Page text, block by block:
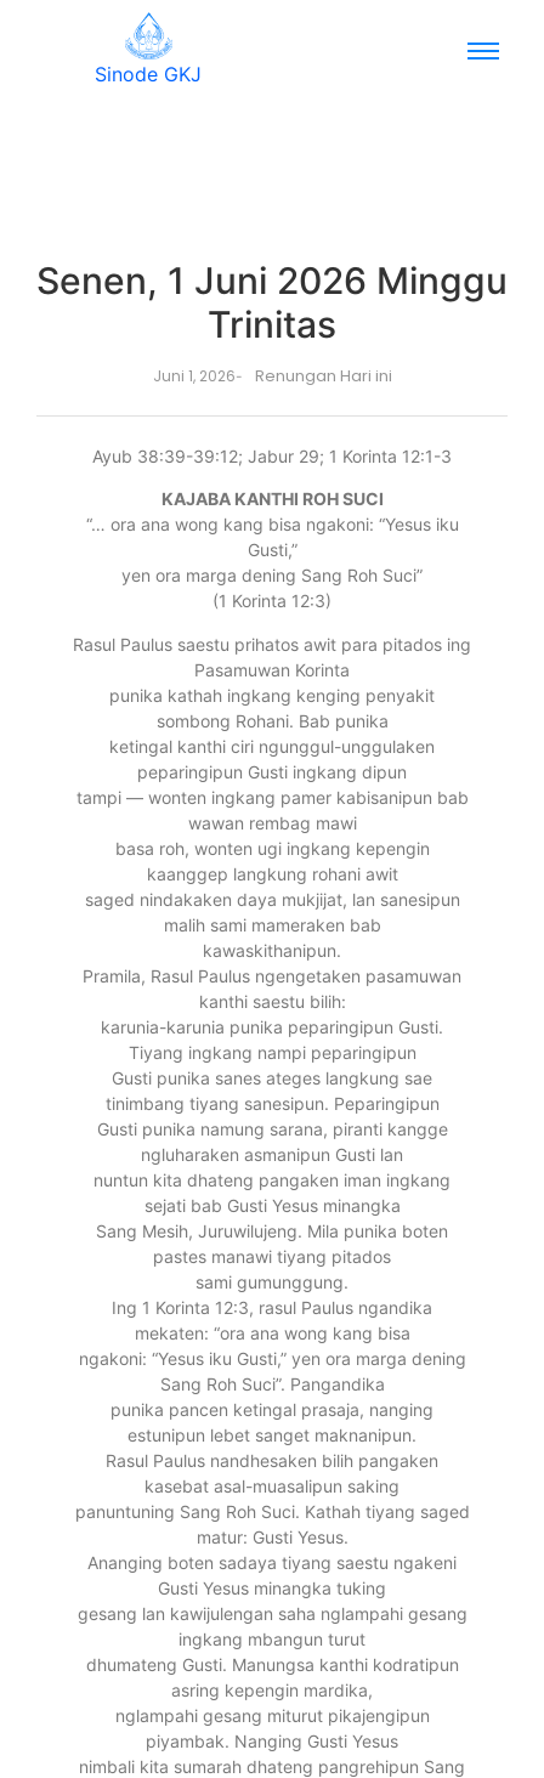
Sinode GKJ
Senen, 1 Juni 2026 Minggu
Trinitas
Juni 1, 2026- Renungan Hari ini
Ayub 38:39-39:12; Jabur 29; 1 Korinta 12:1-3
KAJABA KANTHI ROH SUCI
“… ora ana wong kang bisa ngakoni: “Yesus iku
Gusti,”
yen ora marga dening Sang Roh Suci”
(1 Korinta 12:3)
Rasul Paulus saestu prihatos awit para pitados ing
Pasamuwan Korinta
punika kathah ingkang kenging penyakit
sombong Rohani. Bab punika
ketingal kanthi ciri ngunggul-unggulaken
peparingipun Gusti ingkang dipun
tampi — wonten ingkang pamer kabisanipun bab
wawan rembag mawi
basa roh, wonten ugi ingkang kepengin
kaanggep langkung rohani awit
saged nindakaken daya mukjijat, lan sanesipun
malih sami mameraken bab
kawaskithanipun.
Pramila, Rasul Paulus ngengetaken pasamuwan
kanthi saestu bilih:
karunia-karunia punika peparingipun Gusti.
Tiyang ingkang nampi peparingipun
Gusti punika sanes ateges langkung sae
tinimbang tiyang sanesipun. Peparingipun
Gusti punika namung sarana, piranti kangge
ngluharaken asmanipun Gusti lan
nuntun kita dhateng pangaken iman ingkang
sejati bab Gusti Yesus minangka
Sang Mesih, Juruwilujeng. Mila punika boten
pastes manawi tiyang pitados
sami gumunggung.
Ing 1 Korinta 12:3, rasul Paulus ngandika
mekaten: “ora ana wong kang bisa
ngakoni: “Yesus iku Gusti,” yen ora marga dening
Sang Roh Suci”. Pangandika
punika pancen ketingal prasaja, nanging
estunipun lebet sanget maknanipun.
Rasul Paulus nandhesaken bilih pangaken
kasebat asal-muasalipun saking
panuntuning Sang Roh Suci. Kathah tiyang saged
matur: Gusti Yesus.
Ananging boten sadaya tiyang saestu ngakeni
Gusti Yesus minangka tuking
gesang lan kawijulengan saha nglampahi gesang
ingkang mbangun turut
dhumateng Gusti. Manungsa kanthi kodratipun
asring kepengin mardika,
nglampahi gesang miturut pikajengipun
piyambak. Nanging Gusti Yesus
nimbali kita sumarah dhateng pangrehipun Sang